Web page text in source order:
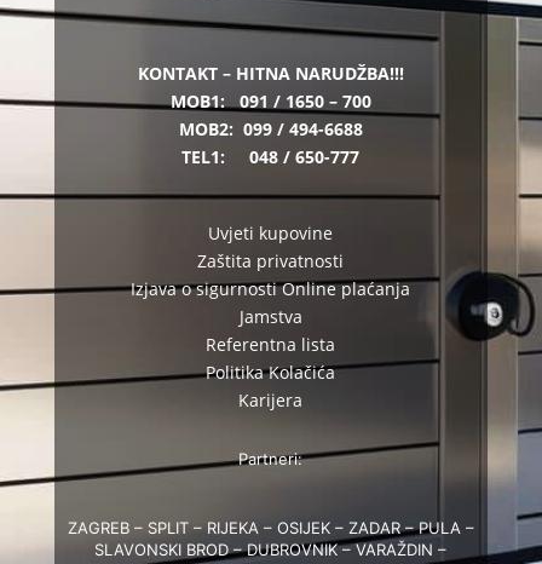
KONTAKT – HITNA NARUDŽBA!!!
MOB1: 091 / 1650 – 700
MOB2: 099 / 494-6688
TEL1:048 / 650-777
Uvjeti kupovine
Zaštita privatnosti
Izjava o sigurnosti Online plaćanja
Jamstva
Referentna lista
Politika Kolačića
Karijera
Partneri:
ZAGREB – SPLIT – RIJEKA – OSIJEK – ZADAR – PULA –
SLAVONSKI BROD – DUBROVNIK – VARAŽDIN –